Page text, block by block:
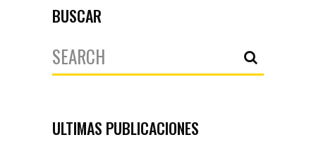
BUSCAR
Search
for:
ULTIMAS PUBLICACIONES